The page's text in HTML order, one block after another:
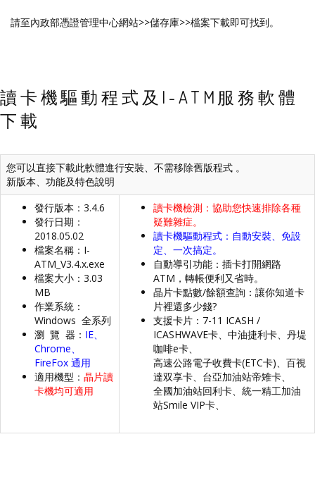
請至內政部憑證管理中心網站>>儲存庫>>檔案下載即可找到。
讀卡機驅動程式及I-ATM服務軟體
下載
您可以直接下載此軟體進行安裝、不需移除舊版程式 。
新版本、功能及特色說明
發行版本：3.4.6
發行日期：
2018.05.02
檔案名稱： I-
ATM_V3.4.x.exe
檔案大小：3.03
MB
作業系統：
Windows 全系列
瀏 覽 器： IE、
Chrome、
FireFox 通用
適用機型： 晶片讀
卡機均可適用
讀卡機檢測：協助您快速排除各種
疑難雜症。
讀卡機驅動程式：自動安裝、免設
定、一次搞定。
自動導引功能：插卡打開網路
ATM，轉帳便利又省時。
晶片卡點數/餘額查詢：讓你知道卡
片裡還多少錢?
支援卡片：7-11 ICASH /
ICASHWAVE卡、中油捷利卡、丹堤
咖啡e卡、
高速公路電子收費卡(ETC卡)、百視
達双享卡、台亞加油站帝雉卡、
全國加油站回利卡、統一精工加油
站Smile VIP卡、